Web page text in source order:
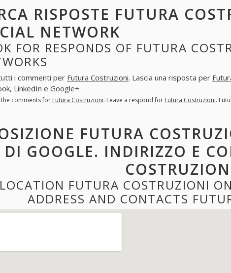
RISPOSTE FUTURA
NETWORK
FOR RESPONDS OF FUTURA
i commenti per Futura Costruzioni. Lascia una risposta per
LinkedIn e Google+
the comments for Futura Costruzioni. Leave a respond for Futura Costruzioni.
FUTURA
DI GOOGLE. INDIRIZZO E
FUTURA COSTRUZIONI
ADDRESS AND CONTACTS